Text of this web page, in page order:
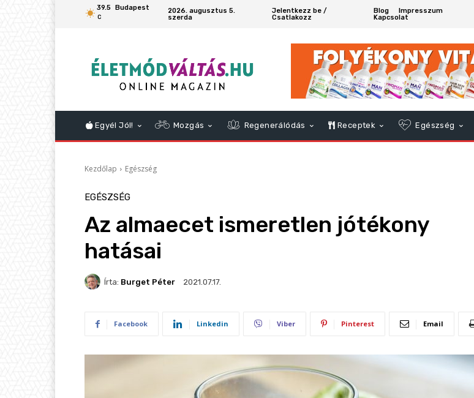
39.5
C
Budapest
2026. augusztus 5.
szerda
Jelentkezz be /
Csatlakozz
Blog
Impresszum
Kapcsolat
Egyél Jól! Mozgás Regenerálódás Receptek Egészség
Kezdőlap Egészség
EGÉSZSÉG
Az almaecet ismeretlen jótékony
hatásai
Írta: Burget Péter 2021.07.17.
Facebook Linkedin Viber Pinterest Email